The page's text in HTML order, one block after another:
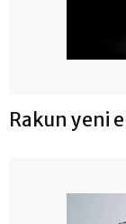
Rakun yeni